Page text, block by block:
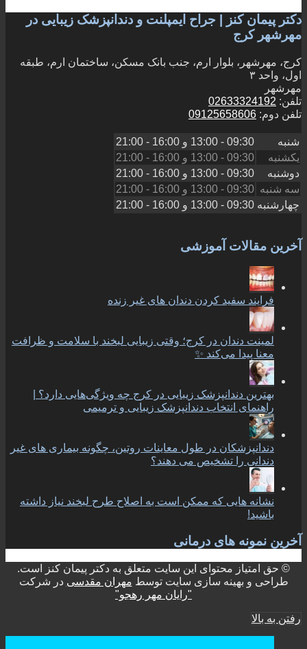
دکتر پیمان کنز | جراح ایمپلنت و دندانپزشک زیبایی در
مهرشهر کرج
کرج، مهرشهر، بلوار ارم، جنب بانک مسکن، ساختمان ارم، طبقه
اول، واحد ۳
مهرشهر
تلفن: 02633324192
تلفن دوم: 09125658606
شنبه 09:30 - 13:00 و 16:00 - 21:00
یکشنبه
09:30 - 13:00 و 16:00 - 21:00
دوشنبه
09:30 - 13:00 و 16:00 - 21:00
سه شنبه 09:30 - 13:00 و 16:00 - 21:00
چهارشنبه 09:30 - 13:00 و 16:00 - 21:00
آخرین مقالات آموزشی
فرایند سفید کردن دندان های غیر زنده
لمینت دندان در کرج؛ وقتی زیبایی لبخند با سلامت و ظرافت
معنا پیدا می‌کند ✨
بهترین دندانپزشک زیبایی در کرج چه ویژگی‌هایی دارد؟ |
راهنمای انتخاب دندانپزشک زیبایی و ترمیمی
دندانپزشکان در طول معاینات روتین، چگونه بیماری های غیر
دندانی را تشخیص می دهند؟
نشانه هایی که ممکن است به اصلاح طرح لبخند نیاز داشته
باشید!
آخرین نمونه های درمانی
© حق امتیاز محتوای این سایت متعلق به دکتر پیمان کنز است.
طراحی و بهینه سازی سایت توسط مهران مقدسی در شرکت
"رایان مهر رهجو"
رفتن به بالا